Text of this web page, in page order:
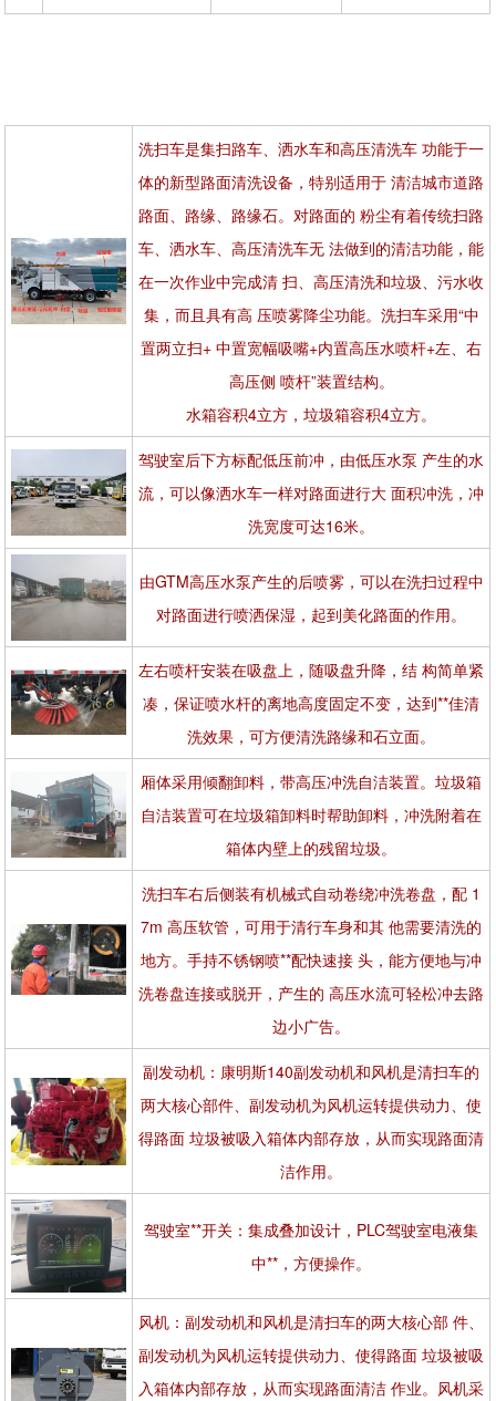
洗扫车是集扫路车、洒水车和高压清洗车 功能于一
体的新型路面清洗设备，特别适用于 清洁城市道路
路面、路缘、路缘石。对路面的 粉尘有着传统扫路
车、洒水车、高压清洗车无 法做到的清洁功能，能
在一次作业中完成清 扫、高压清洗和垃圾、污水收
集，而且具有高 压喷雾降尘功能。洗扫车采用“中
置两立扫+ 中置宽幅吸嘴+内置高压水喷杆+左、右
高压侧 喷杆”装置结构。
水箱容积4立方，垃圾箱容积4立方。
驾驶室后下方标配低压前冲，由低压水泵 产生的水
流，可以像洒水车一样对路面进行大 面积冲洗，冲
洗宽度可达16米。
由GTM高压水泵产生的后喷雾，可以在洗扫过程中
对路面进行喷洒保湿，起到美化路面的作用。
左右喷杆安装在吸盘上，随吸盘升降，结 构简单紧
凑，保证喷水杆的离地高度固定不变，达到**佳清
洗效果，可方便清洗路缘和石立面。
厢体采用倾翻卸料，带高压冲洗自洁装置。垃圾箱
自洁装置可在垃圾箱卸料时帮助卸料，冲洗附着在
箱体内壁上的残留垃圾。
洗扫车右后侧装有机械式自动卷绕冲洗卷盘，配 1
7m 高压软管，可用于清行车身和其 他需要清洗的
地方。手持不锈钢喷**配快速接 头，能方便地与冲
洗卷盘连接或脱开，产生的 高压水流可轻松冲去路
边小广告。
副发动机：康明斯140副发动机和风机是清扫车的
两大核心部件、副发动机为风机运转提供动力、使
得路面 垃圾被吸入箱体内部存放，从而实现路面清
洁作用。
驾驶室**开关：集成叠加设计，PLC驾驶室电液集
中**，方便操作。
风机：副发动机和风机是清扫车的两大核心部 件、
副发动机为风机运转提供动力、使得路面 垃圾被吸
入箱体内部存放，从而实现路面清洁 作业。风机采